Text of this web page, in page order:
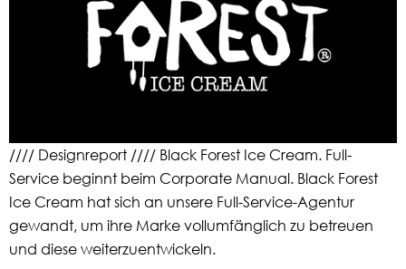
//// Designreport //// Black Forest Ice Cream. Full-
Service beginnt beim Corporate Manual. Black Forest
Ice Cream hat sich an unsere Full-Service-Agentur
gewandt, um ihre Marke vollumfänglich zu betreuen
und diese weiterzuentwickeln.